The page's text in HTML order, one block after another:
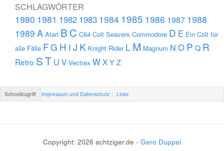
SCHLAGWÖRTER
1980 1981 1982 1983 1984 1985 1986 1987 1988
1989 A Atari B C C64 Colt Seavers Commodore D E Ein Colt für
alle Fälle FG H I J K Knight Rider L M Magnum N O P Q R
Retro ST U V Vectrex WXYZ
Schnellzugriff Impressum und Datenschutz Links
Copyright: 2026 achtziger.de - Gero Duppel